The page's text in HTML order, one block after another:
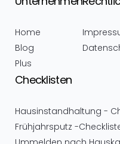
Home
Blog
Plus
Checklisten
Hausinstandhaltung -
Frühjahrsputz -